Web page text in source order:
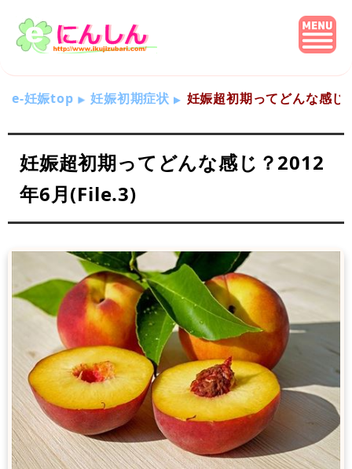
e-妊娠top 妊娠初期症状 妊娠超初期ってどんな感
妊娠超初期ってどんな感じ？2012
年6月(File.3)